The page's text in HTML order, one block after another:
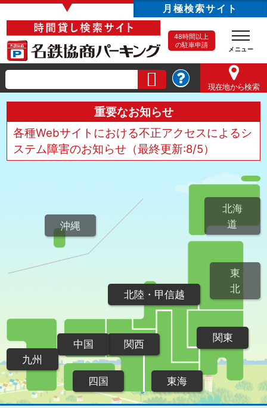
▼ 月極検索サイト
48時間以上
の駐車申請
現在地から検索
重要なお知らせ
各種Webサイトにおける不正アクセスによるシ
ステム障害のお知らせ（最終更新:8/5）
北海
道
東
北
関東
北陸・甲信越
東海
関西
中国
四国
九州
沖縄